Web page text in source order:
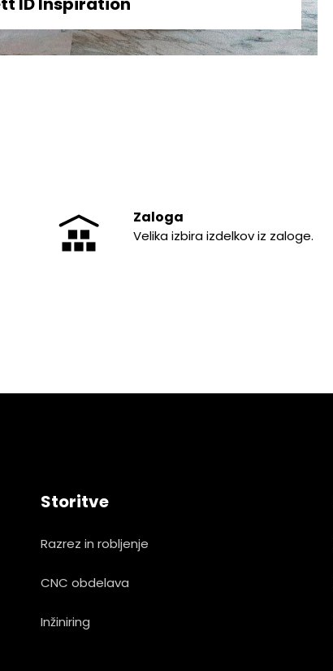
Zaloga
Velika izbira izdelkov iz zaloge.
Storitve
Razrez in robljenje
CNC obdelava
Inžiniring